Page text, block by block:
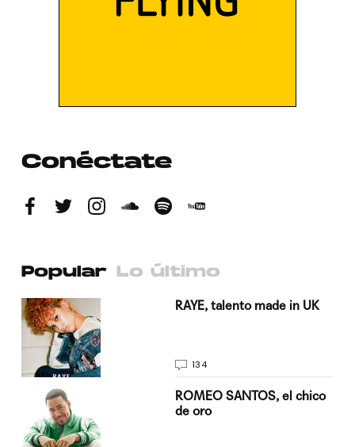
Conéctate
Popular Lo último
RAYE, talento made in UK
134
ROMEO SANTOS, el chico
de oro